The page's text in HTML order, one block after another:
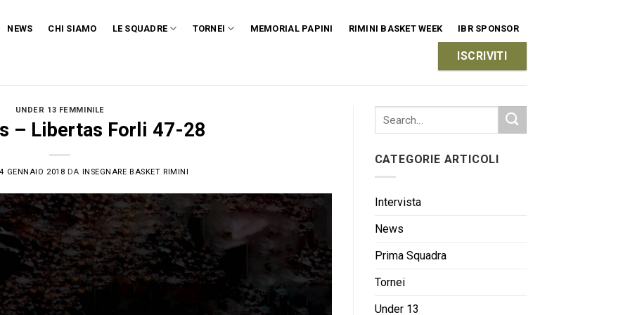
NEWS CHI SIAMO LE SQUADRE TORNEI MEMORIAL PAPINI RIMINI BASKET WEEK IBR SPONSOR
ISCRIVITI
UNDER 13 FEMMINILE
– Libertas Forli 47-28
GENNAIO 2018 DA INSEGNARE BASKET RIMINI
CATEGORIE ARTICOLI
Intervista
News
Prima Squadra
Tornei
Under 13